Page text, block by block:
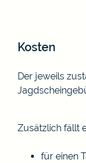
Kosten
Der jeweils
Zusätzlich fällt
für einen